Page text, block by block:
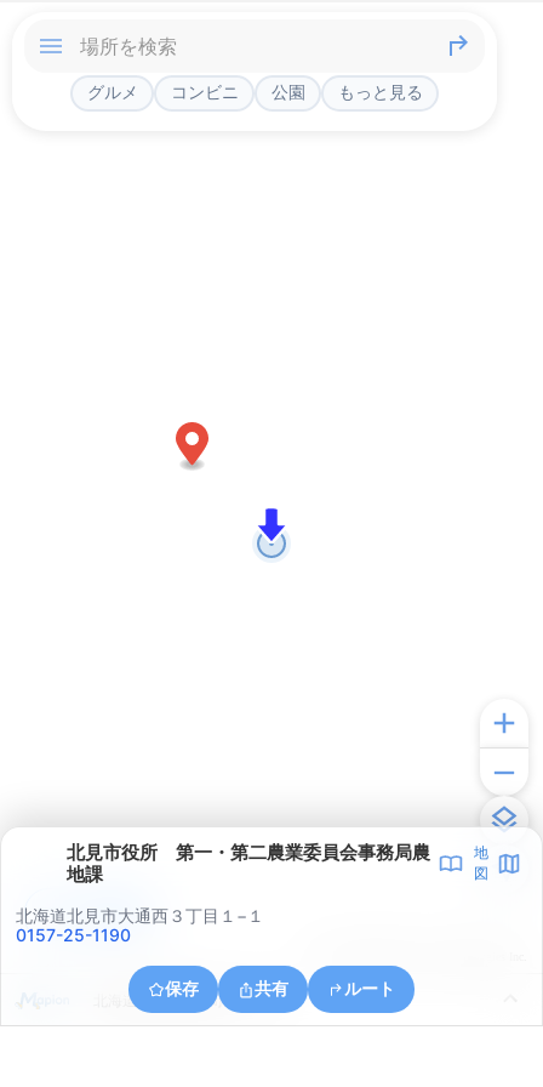
グルメ コンビニ 公園 もっと見る
北見市役所 第一・第二農業委員会事務局農
地課
地
図
北海道北見市大通西３丁目１−１
0157-25-1190
保存 共有 ルート
北海道北見市南仲町３丁目５
アプリで見る